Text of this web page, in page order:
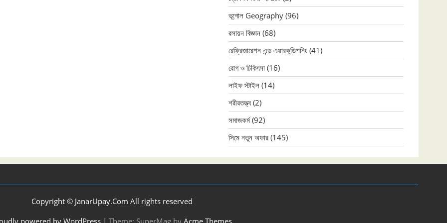
ভূগোল Geography (96)
রসায়ন বিজ্ঞান (68)
রেফ্রিজারেশন এন্ড এয়ারকন্ডিশনিং (41)
রোগ ও চিকিৎসা (16)
লাইফ স্টাইল (14)
শরীরতত্ত্ব (2)
সমাজকর্ম(92)
সিমে নতুন ‍অফার (145)
Copyright © JanarUpay.Com All rights reserved
powered by WordPress | Theme: SuperMag by Acme Themes